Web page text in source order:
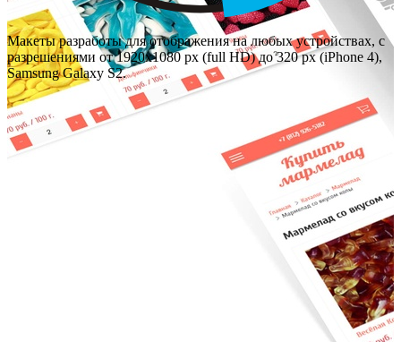
Макеты разработы для отображения на любых устройствах, с
разрешениями от 1920х1080 px (full HD) до 320 px (iPhone 4),
Samsung Galaxy S2.